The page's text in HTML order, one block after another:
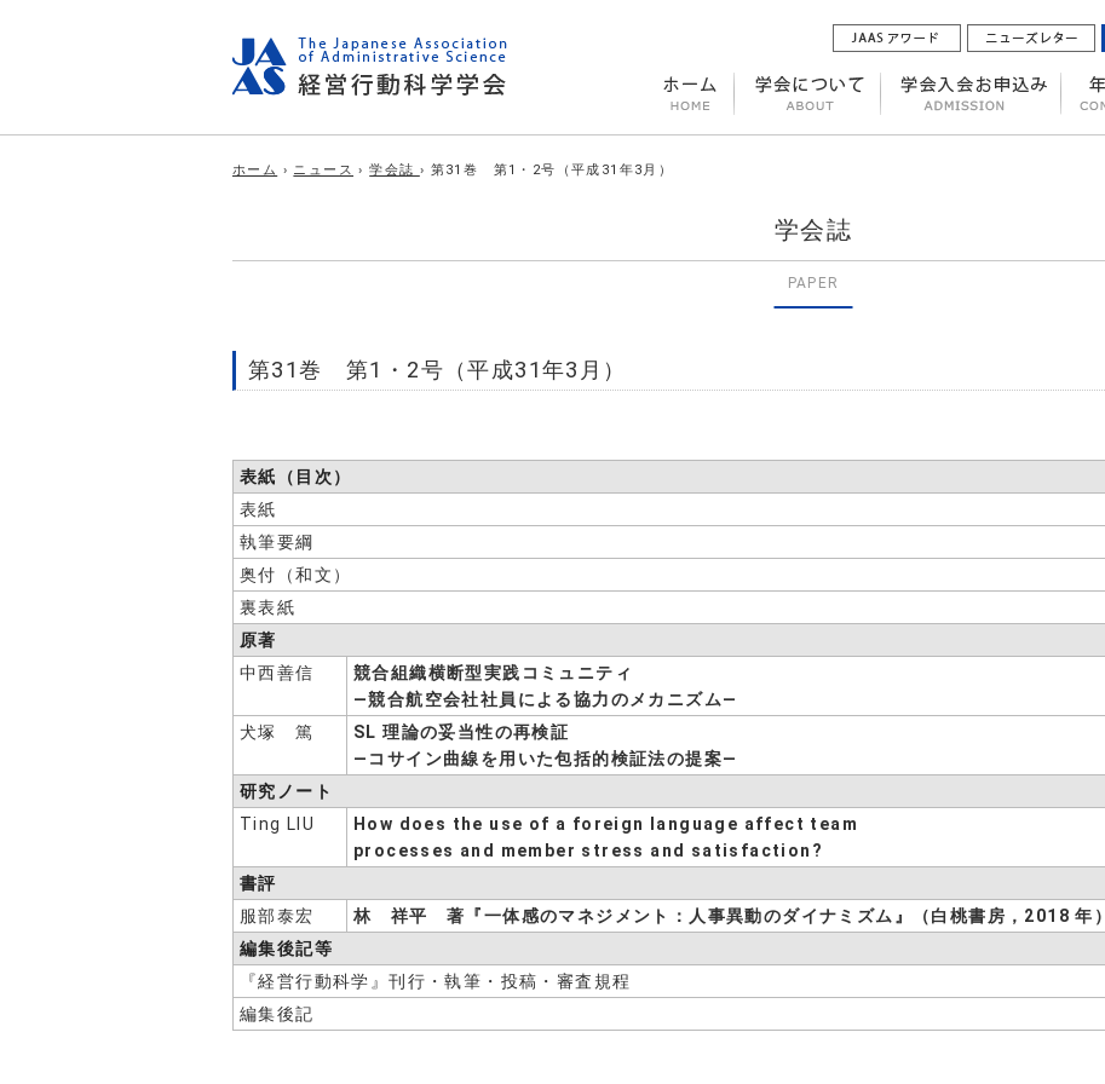
ホーム › ニュース ›学会誌 › 第31巻 第1・2号（平成31年3月）
学会誌
PAPER
第31巻 第1・2号（平成31年3月）
表紙（目次）
表紙
執筆要綱
奥付（和文）
裏表紙
原著
中西善信
競合組織横断型実践コミュニティ
―競合航空会社社員による協力のメカニズム―
犬塚 篤
SL 理論の妥当性の再検証
―コサイン曲線を用いた包括的検証法の提案―
研究ノート
Ting LIU
How does the use of a foreign language affect team
processes and member stress and satisfaction?
書評
服部泰宏
林 祥平 著『一体感のマネジメント：人事異動のダイナミズム』（白桃書房，2018 年）
編集後記等
『経営行動科学』刊行・執筆・投稿・審査規程
編集後記